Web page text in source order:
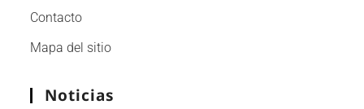
Contacto
Mapa del sitio
Noticias